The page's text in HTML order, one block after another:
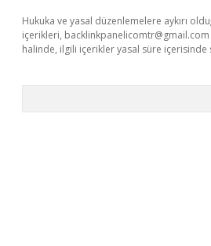
Hukuka ve yasal düzenlemelere aykırı
içerikleri, backlinkpanelicomtr@gmail.com
halinde, ilgili içerikler yasal süre içerisinde